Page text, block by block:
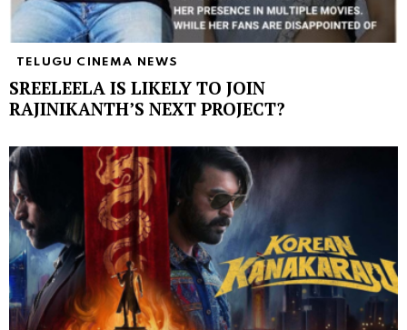
TELUGU CINEMA NEWS
SREELEELA IS LIKELY TO JOIN
RAJINIKANTH’S NEXT PROJECT?